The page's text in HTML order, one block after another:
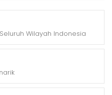
Wilayah Indonesia